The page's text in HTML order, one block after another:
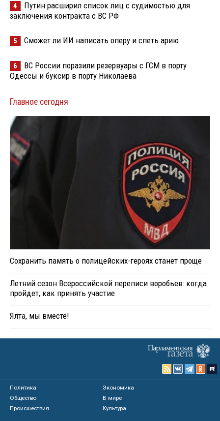
4
Путин расширил список лиц с судимостью для
заключения контракта с ВС РФ
5 Сможет ли ИИ написать оперу и спеть арию
6
ВС России поразили резервуары с ГСМ в порту
Одессы и буксир в порту Николаева
Главное сегодня
Сохранить память о полицейских-героях станет проще
Летний сезон Всероссийской переписи воробьев: когда
пройдет, как принять участие
Ялта, мы вместе!
Политика
Экономика
Общество
В мире
Происшествия
Культура